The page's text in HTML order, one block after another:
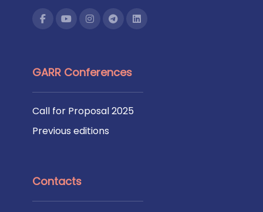
GARR Conferences
Call for Proposal 2025
Previous editions
Contacts